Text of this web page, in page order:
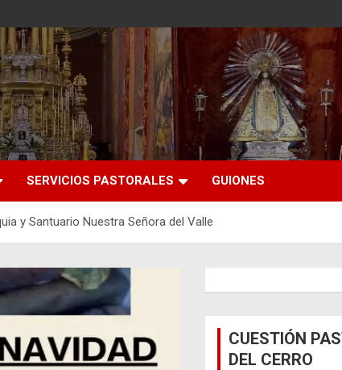
SERVICIOS PASTORALES GUIONES
y Santuario Nuestra Señora del Valle
CUESTIÓN
DEL CERRO